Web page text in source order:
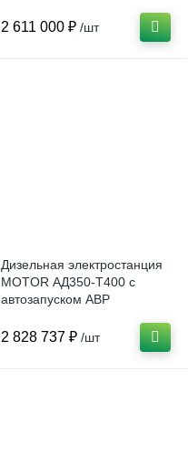
2 611 000 ₽ /шт
Дизельная электростанция
MOTOR АД350-T400 с
автозапуском АВР
2 828 737 ₽ /шт